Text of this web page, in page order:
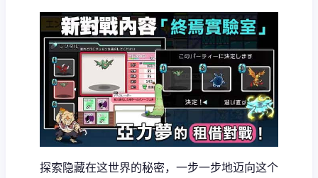
探索隐藏在这世界的秘密，一步一步地迈向这个